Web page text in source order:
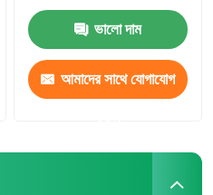
ভালো দাম
আমাদের সাথে যোগাযোগ